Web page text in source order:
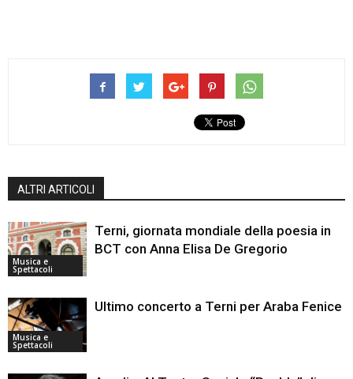
ALTRI ARTICOLI
Musica e
Spettacoli
Terni, giornata mondiale della poesia in
BCT con Anna Elisa De Gregorio
Musica e
Spettacoli
Ultimo concerto a Terni per Araba Fenice